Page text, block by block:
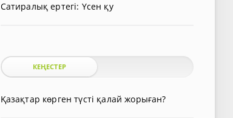
Сатиралық ертегі: Үсен қу
КЕҢЕСТЕР
Қазақтар көрген түсті қалай жорыған?